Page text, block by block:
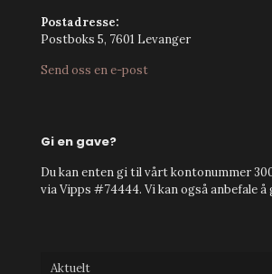
Postadresse:
Postboks 5, 7601 Levanger
Send oss en e-post
Gi en gave?
Du kan enten gi til vårt kontonummer
via Vipps #74444. Vi kan også anbefale å
Aktuelt